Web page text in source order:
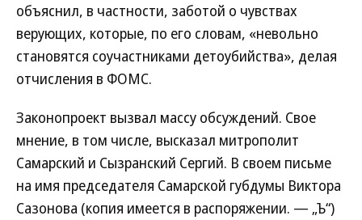
объяснил, в частности, заботой о чувствах
верующих, которые, по его словам, «невольно
становятся соучастниками детоубийства», делая
отчисления в ФОМС.
Законопроект вызвал массу обсуждений. Свое
мнение, в том числе, высказал митрополит
Самарский и Сызранский Сергий. В своем письме
на имя председателя Самарской губдумы Виктора
Сазонова (копия имеется в распоряжении. — „Ъ“)